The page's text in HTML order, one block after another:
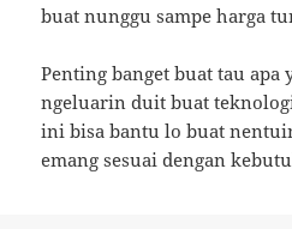
buat nunggu sampe harga
Penting banget buat tau apa
ngeluarin duit buat
ini bisa bantu lo buat
emang sesuai dengan